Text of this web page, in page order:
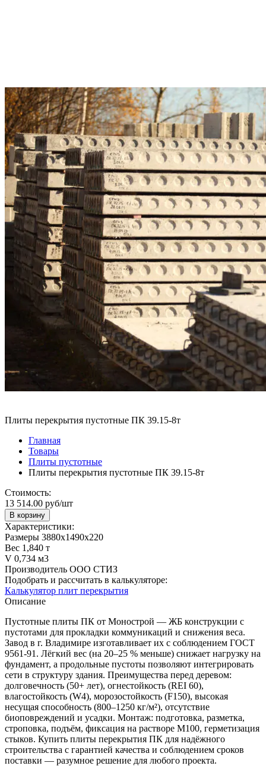
Плиты перекрытия пустотные ПК 39.15-8т
Главная
Товары
Плиты пустотные
Плиты перекрытия пустотные ПК 39.15-8т
Стоимость:
13 514.00 руб/шт
В корзину
Характеристики:
Размеры 3880х1490х220
Вес 1,840 т
V 0,734 м3
Производитель ООО СТИЗ
Подобрать и рассчитать в калькуляторе:
Калькулятор плит перекрытия
Описание
Пустотные плиты ПК от Монострой — ЖБ конструкции с
пустотами для прокладки коммуникаций и снижения веса.
Завод в г. Владимире изготавливает их с соблюдением ГОСТ
9561‑91. Лёгкий вес (на 20–25 % меньше) снижает нагрузку на
фундамент, а продольные пустоты позволяют интегрировать
сети в структуру здания. Преимущества перед деревом:
долговечность (50+ лет), огнестойкость (REI 60),
влагостойкость (W4), морозостойкость (F150), высокая
несущая способность (800–1250 кг/м²), отсутствие
биоповреждений и усадки. Монтаж: подготовка, разметка,
строповка, подъём, фиксация на растворе М100, герметизация
стыков. Купить плиты перекрытия ПК для надёжного
строительства с гарантией качества и соблюдением сроков
поставки — разумное решение для любого проекта.